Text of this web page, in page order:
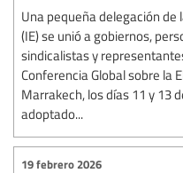
Una pequeña delegación de
(IE) se unió a gobiernos,
sindicalistas y
Conferencia Global sobre la
Marrakech, los días 11 y 13
adoptado...
19 febrero 2026